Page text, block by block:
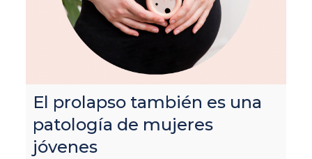
El prolapso también es una
patología de mujeres
jóvenes